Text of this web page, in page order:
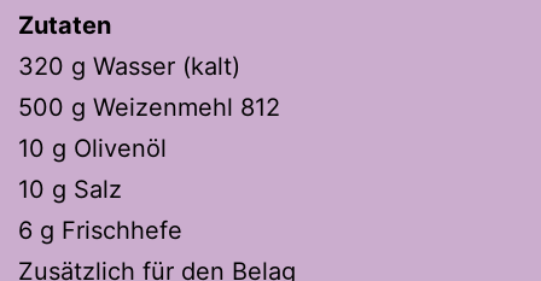
Zutaten
320 g Wasser (kalt)
500 g Weizenmehl 812
10 g Olivenöl
10 g Salz
6 g Frischhefe
Zusätzlich für den Belag